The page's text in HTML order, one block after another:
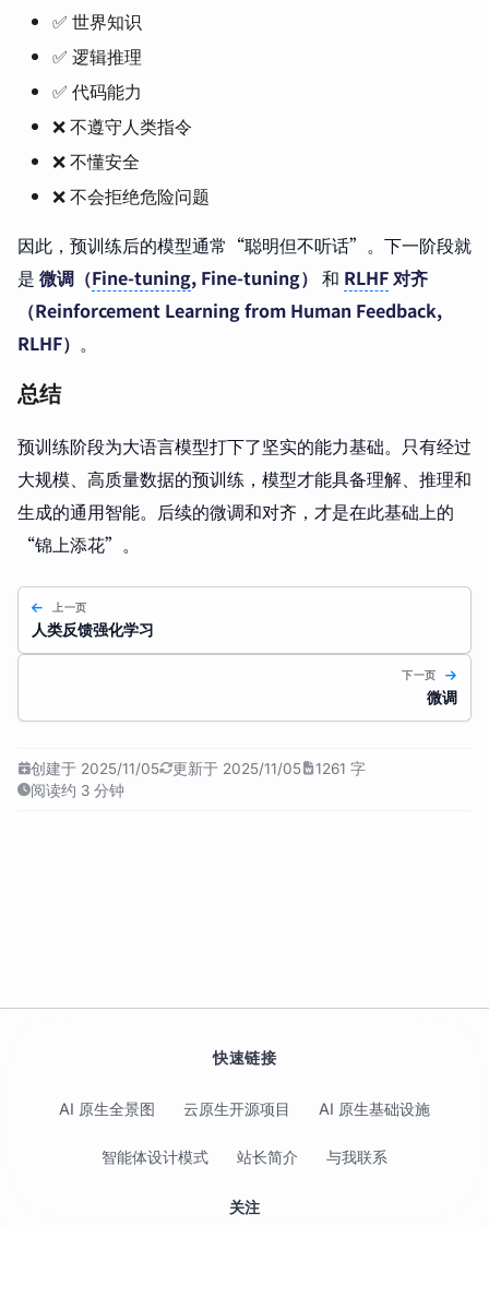
✅ 世界知识
✅ 逻辑推理
✅ 代码能力
❌ 不遵守人类指令
❌ 不懂安全
❌ 不会拒绝危险问题
因此，预训练后的模型通常“聪明但不听话”。下一阶段就
是 微调（Fine-tuning, Fine-tuning） 和 RLHF 对齐
（Reinforcement Learning from Human Feedback,
RLHF） 。
总结
预训练阶段为大语言模型打下了坚实的能力基础。只有经过
大规模、高质量数据的预训练，模型才能具备理解、推理和
生成的通用智能。后续的微调和对齐，才是在此基础上的
“锦上添花”。
上一页
人类反馈强化学习
下一页
微调
创建于 2025/11/05 更新于 2025/11/05
1261 字
阅读约 3 分钟
快速链接
AI 原生全景图 云原生开源项目 AI 原生基础设施
智能体设计模式 站长简介 与我联系
关注